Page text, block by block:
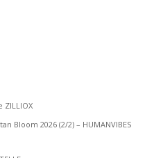
ZILLIOX
Bloom 2026 (2/2) – HUMANVIBES